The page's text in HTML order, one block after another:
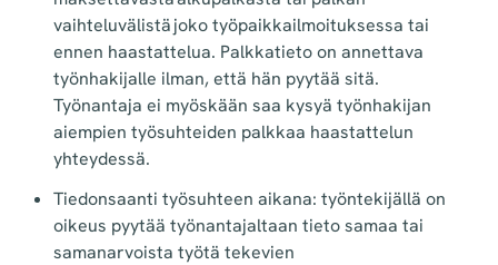
vaihteluvälistä joko työpaikkailmoituksessa tai
ennen haastattelua. Palkkatieto on annettava
työnhakijalle ilman, että hän pyytää sitä.
Työnantaja ei myöskään saa kysyä työnhakijan
aiempien työsuhteiden palkkaa haastattelun
yhteydessä.
Tiedonsaanti työsuhteen aikana: työntekijällä on
oikeus pyytää työnantajaltaan tieto samaa tai
samanarvoista työtä tekevien